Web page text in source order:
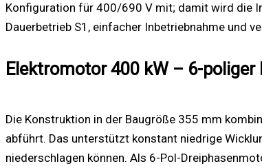
Konfiguration für 400/690 V mit; damit wird die
Dauerbetrieb S1, einfacher Inbetriebnahme und
Elektromotor 400 kW – 6-
Die Konstruktion in der Baugröße 355 mm
abführt. Das unterstützt konstant niedrige
niederschlagen können. Als 6-Pol-